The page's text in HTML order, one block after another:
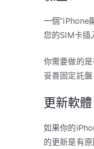
一個“iPhone
您的SIM卡插
你需要做的
妥善固定託盤
更新軟體
如果你的
的更新是有